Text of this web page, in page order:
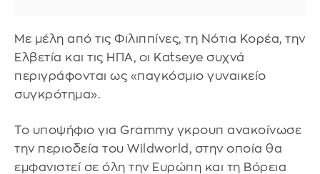
Με μέλη από τις Φιλιππίνες, τη Νότια Κορέα, την
Ελβετία και τις ΗΠΑ, οι Katseye συχνά
περιγράφονται ως «παγκόσμιο γυναικείο
συγκρότημα».
Το υποψήφιο για Grammy γκρουπ ανακοίνωσε
την περιοδεία του Wildworld, στην οποία θα
εμφανιστεί σε όλη την Ευρώπη και τη Βόρεια